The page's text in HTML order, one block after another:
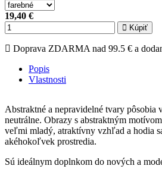
19,40 €
Kúpiť
Doprava ZDARMA nad 99.5 € a
Popis
Vlastnosti
Abstraktné a nepravidelné tvary pôsobia
neutrálne. Obrazy s abstraktným
veľmi mladý, atraktívny vzhľad a hodia
akéhokoľvek prostredia.
Sú ideálnym doplnkom do nových a